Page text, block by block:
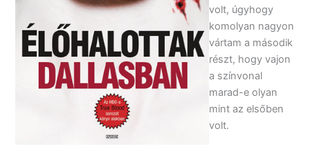
volt, úgyhogy
komolyan nagyon
vártam a második
részt, hogy vajon
a színvonal
marad-e olyan
mint az elsőben
volt.